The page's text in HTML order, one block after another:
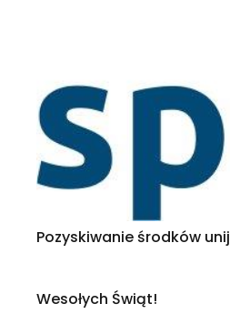
Pozyskiwanie środków
Wesołych Świąt!